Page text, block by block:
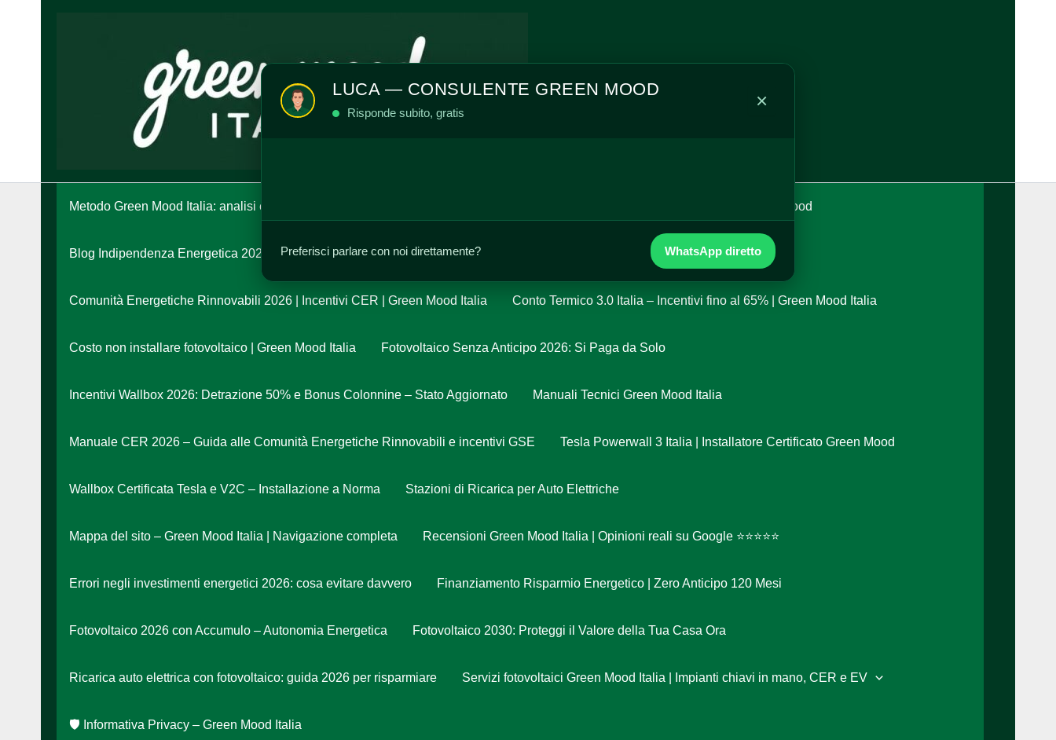
LUCA — CONSULENTE GREEN MOOD
Risponde subito, gratis
×
Preferisci parlare con noi direttamente? WhatsApp diretto
Green Mood Italia
Metodo Green Mood Italia: analisi e strategia energetica Blackout estivi: fotovoltaico + batteria, autonomia fino a 24h | Green Mood
Blog Indipendenza Energetica 2026: Unisciti alla Lotta all’Inquinamento
Comunità Energetiche Rinnovabili 2026 | Incentivi CER | Green Mood Italia Conto Termico 3.0 Italia – Incentivi fino al 65% | Green Mood Italia
Costo non installare fotovoltaico | Green Mood Italia Fotovoltaico Senza Anticipo 2026: Si Paga da Solo
Incentivi Wallbox 2026: Detrazione 50% e Bonus Colonnine – Stato Aggiornato Manuali Tecnici Green Mood Italia
Manuale CER 2026 – Guida alle Comunità Energetiche Rinnovabili e incentivi GSE Tesla Powerwall 3 Italia | Installatore Certificato Green Mood
Wallbox Certificata Tesla e V2C – Installazione a Norma Stazioni di Ricarica per Auto Elettriche
Mappa del sito – Green Mood Italia | Navigazione completa Recensioni Green Mood Italia | Opinioni reali su Google ⭐⭐⭐⭐⭐
Errori negli investimenti energetici 2026: cosa evitare davvero Finanziamento Risparmio Energetico | Zero Anticipo 120 Mesi
Fotovoltaico 2026 con Accumulo – Autonomia Energetica Fotovoltaico 2030: Proteggi il Valore della Tua Casa Ora
Ricarica auto elettrica con fotovoltaico: guida 2026 per risparmiare Servizi fotovoltaici Green Mood Italia | Impianti chiavi in mano, CER e EV
🛡️ Informativa Privacy – Green Mood Italia